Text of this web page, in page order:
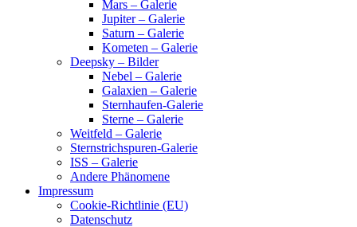
Mars – Galerie
Jupiter – Galerie
Saturn – Galerie
Kometen – Galerie
Deepsky – Bilder
Nebel – Galerie
Galaxien – Galerie
Sternhaufen-Galerie
Sterne – Galerie
Weitfeld – Galerie
Sternstrichspuren-Galerie
ISS – Galerie
Andere Phänomene
Impressum
Cookie-Richtlinie (EU)
Datenschutz